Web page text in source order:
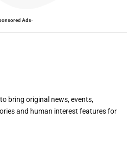
Ads-
bring original news, events,
and human interest features for